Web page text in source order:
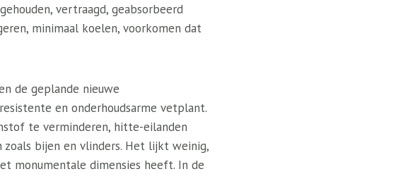
vertraagd, geabsorbeerd
minimaal koelen, voorkomen dat
de geplande nieuwe
en onderhoudsarme vetplant.
te verminderen, hitte-eilanden
bijen en vlinders. Het lijkt weinig,
monumentale dimensies heeft. In de